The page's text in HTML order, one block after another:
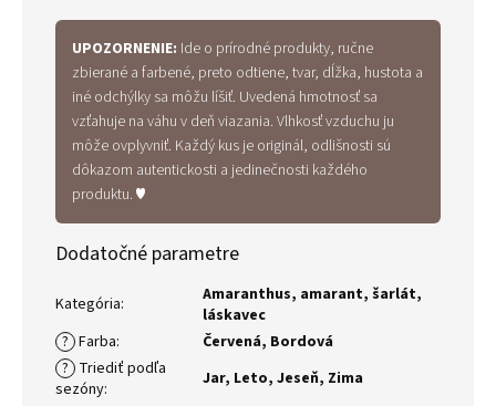
UPOZORNENIE: Ide o prírodné produkty, ručne
zbierané a farbené, preto odtiene, tvar, dĺžka, hustota a
iné odchýlky sa môžu líšiť. Uvedená hmotnosť sa
vzťahuje na váhu v deň viazania. Vlhkosť vzduchu ju
môže ovplyvniť. Každý kus je originál, odlišnosti sú
dôkazom autentickosti a jedinečnosti každého
produktu. ♥
Dodatočné parametre
Kategória:
Amaranthus, amarant, šarlát,
láskavec
? Farba: Červená, Bordová
? Triediť podľa
sezóny: Jar, Leto, Jeseň, Zima